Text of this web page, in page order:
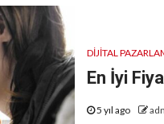
DIJITAL
En İyi
5 yıl ago